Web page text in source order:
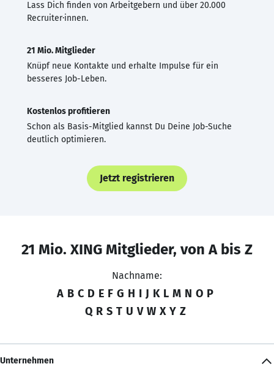
Lass Dich finden von Arbeitgebern und über 20.000
Recruiter·innen.
21 Mio. Mitglieder
Knüpf neue Kontakte und erhalte Impulse für ein
besseres Job-Leben.
Kostenlos profitieren
Schon als Basis-Mitglied kannst Du Deine Job-Suche
deutlich optimieren.
Jetzt registrieren
21 Mio. XING Mitglieder, von A bis Z
Nachname:
A B C D E F G H I J K L M N O P
Q R S T U V W X Y Z
Unternehmen